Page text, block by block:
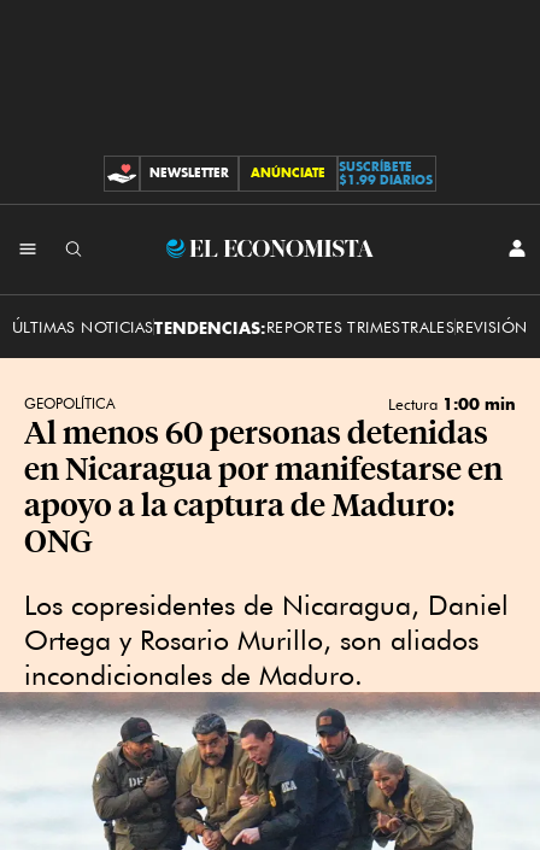
CONTRIBUCIONES
NEWSLETTER ANÚNCIATE
SUSCRÍBETE
$1.99 DIARIOS
El
ÚLTIMAS NOTICIASTENDENCIAS:REPORTES TRIMESTRALESREVISIÓN
GEOPOLÍTICA Lectura 1:00 min
Al menos 60 personas detenidas
en Nicaragua por manifestarse en
apoyo a la captura de Maduro:
ONG
Los copresidentes de Nicaragua, Daniel
Ortega y Rosario Murillo, son aliados
incondicionales de Maduro.